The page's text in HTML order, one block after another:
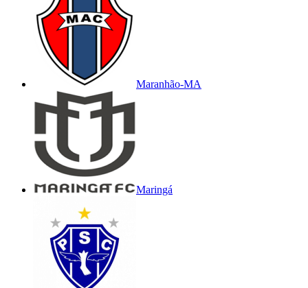
Maranhão-MA
Maringá